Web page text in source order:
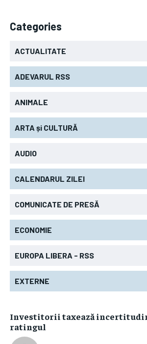
Categories
ACTUALITATE
ADEVARUL RSS
ANIMALE
ARTA și CULTURĂ
AUDIO
CALENDARUL ZILEI
COMUNICATE DE PRESĂ
ECONOMIE
EUROPA LIBERA - RSS
EXTERNE
Investitorii taxează
ratingul